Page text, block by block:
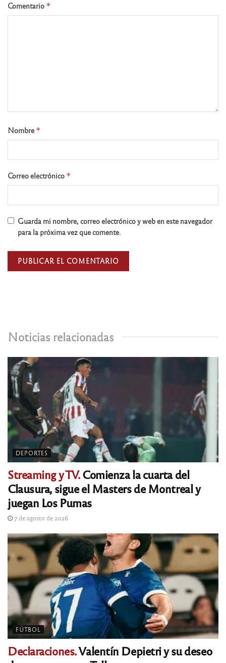
Noticias relacionadas
DEPORTES
Streaming y TV.Comienza la cuarta del
Clausura, sigue el Masters de Montreal y
juegan Los Pumas
7 de agosto de 2026
FÚTBOL
Declaraciones.Valentín Depietri y su deseo
Comentario *
Nombre *
Correo electrónico *
Guarda mi nombre, correo electrónico y web en este navegador
para la próxima vez que comente.